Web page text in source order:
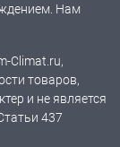
Нам
Climat.ru,
товаров,
и не является
437